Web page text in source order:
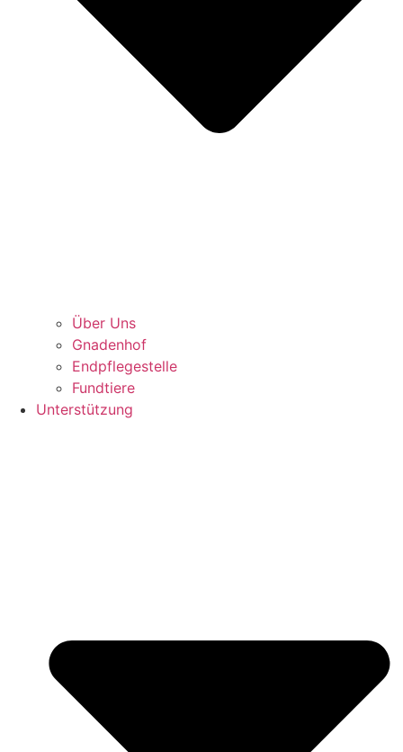
Über Uns
Gnadenhof
Endpflegestelle
Fundtiere
Unterstützung